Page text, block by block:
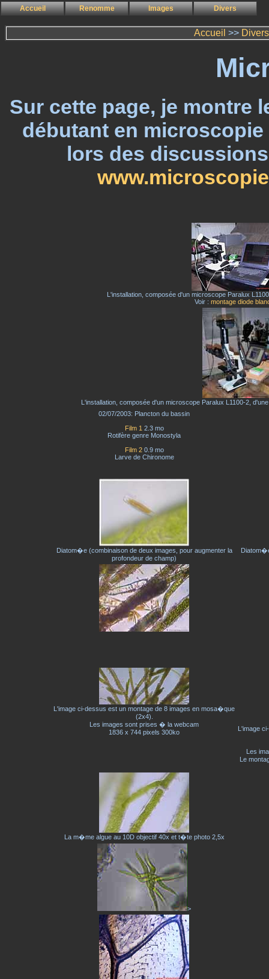
Accueil Renomme Images Divers
Accueil >>
Sur cette page, je montre
débutant en
lors des
L'installation, composée d'un microscope Paralux
Voir :montage diode
L'installation, composée d'un microscope Paralux L1100-2,
02/07/2003: Plancton du bassin
Film 1 2.3 mo
Rotifère genre Monostyla
Film 20.9 mo
Larve de Chironome
Diatom�e (combinaison de deux images, pour augmenter la
profondeur de champ)
L'image ci-dessus est un montage de 8 images en mosa�que
(2x4).
Les images sont prises � la webcam
1836 x 744 pixels 300ko
L'image
Les
Le
La m�me algue au 10D objectif 40x et t�te photo 2,5x
>